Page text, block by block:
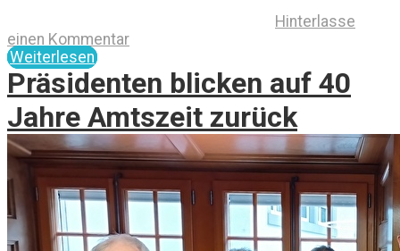
Hinterlasse
einen Kommentar
Weiterlesen
Präsidenten blicken auf 40
Jahre Amtszeit zurück